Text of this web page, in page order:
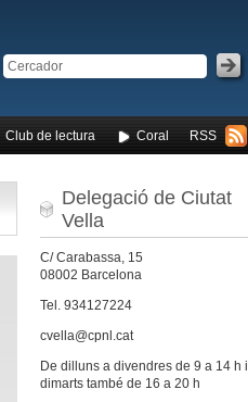
RSS
Club de lectura Coral
Delegació de Ciutat
Vella
C/ Carabassa, 15
08002 Barcelona
Tel. 934127224
cvella@cpnl.cat
De dilluns a divendres de 9 a 14 h i
dimarts també de 16 a 20 h